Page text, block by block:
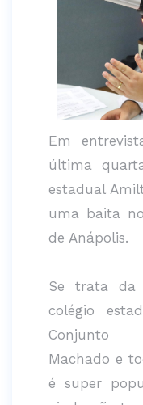
Em
última
estadual
uma baita
de Anápolis.
Se trata da
colégio
Conjunto
Machado e
é super